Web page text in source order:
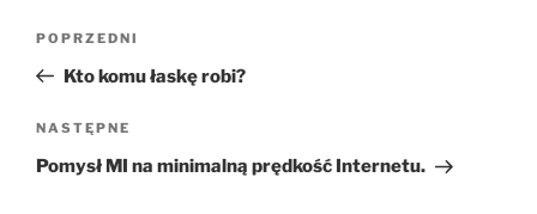
Poprzedni
wpis
POPRZEDNI
Kto komu łaskę robi?
Następny
wpis
NASTĘPNE
Pomysł MI na minimalną prędkość Internetu.